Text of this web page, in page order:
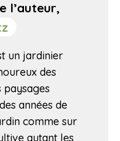
l’auteur,
un jardinier
des
paysages
années de
comme sur
autant les